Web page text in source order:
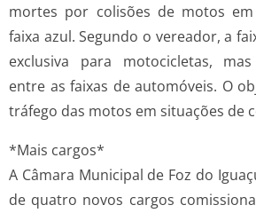
mortes por colisões de motos
faixa azul. Segundo o vereador, a
exclusiva para motocicletas,
entre as faixas de automóveis. O
tráfego das motos em situações de
*Mais cargos*
A Câmara Municipal de Foz do
de quatro novos cargos